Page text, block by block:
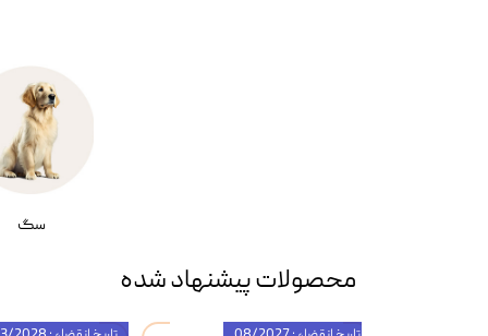
سگ
محصولات پیشنهاد شده